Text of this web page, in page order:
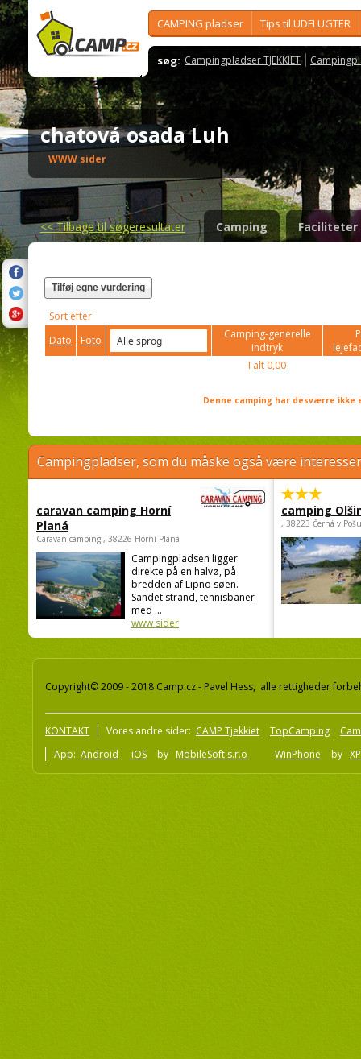
CAMPING pladser Tips til UDFLUGTER
søg: Campingpladser TJEKKIET
chatová osada Luh
WWW sider
<<Tilbage til søgeresultater Camping Faciliteter
Tilføj egne vurdering
Sort efter
Dato
Foto
Camping-generelle
indtryk
I alt 0,00
Denne camping har desværre
Campingpladser, som du måske også være
caravan camping Horní
Planá
Caravan camping , 38226 Horní Planá
Campingpladsen ligger
direkte på en halvø, på
bredden af Lipno søen.
Sandet strand, tennisbaner
med ...
www sider
camping
, 38223 Černá v
Copyright© 2009 - 2018 Camp.cz - Pavel Hess, alle rettigheder
KONTAKT Vores andre sider: CAMP Tjekkiet TopCamping
App: Android iOS by MobileSoft s.r.o WinPhone by